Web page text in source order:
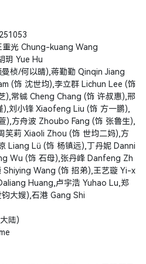
重光 Chung-kuang Wang
玥 Yue Hu
桢/何以晴),蒋勤勤 Qinqin Jiang
(饰 沈世均),李立群 Lichun Lee (饰
),常铖 Cheng Chang (饰 许叔惠),邢
),刘小锋 Xiaofeng Liu (饰 方一鹏),
),方舟波 Zhoubo Fang (饰 张鲁生),
笑莉 Xiaoli Zhou (饰 世均二妈),方
Liang Lü (饰 杨镇远),丁丹妮 Danni
Wu (饰 石母),张丹峰 Danfeng Zh
Wang (饰 招弟),王艺璇 Yi-x
Huang,卢宇浩 Yuhao Lu,郑
大嫂),石港 Gang Shi
陆)